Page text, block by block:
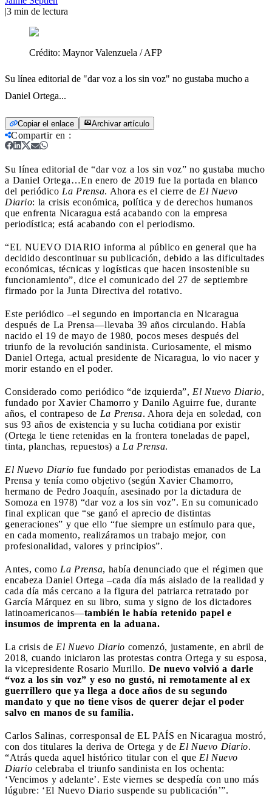
|3 min de lectura
Crédito: Maynor Valenzuela / AFP
Su línea editorial de "dar voz a los sin voz" no gustaba mucho a
Daniel Ortega...
Copiar el enlace Archivar artículo
Compartir en :
Su línea editorial de “dar voz a los sin voz” no gustaba mucho
a Daniel Ortega…En enero de 2019 fue la portada en blanco
del periódico La Prensa. Ahora es el cierre de El Nuevo
Diario: la crisis económica, política y de derechos humanos
que enfrenta Nicaragua está acabando con la empresa
periodística; está acabando con el periodismo.
“EL NUEVO DIARIO informa al público en general que ha
decidido descontinuar su publicación, debido a las dificultades
económicas, técnicas y logísticas que hacen insostenible su
funcionamiento”, dice el comunicado del 27 de septiembre
firmado por la Junta Directiva del rotativo.
Este periódico –el segundo en importancia en Nicaragua
después de La Prensa—llevaba 39 años circulando. Había
nacido el 19 de mayo de 1980, pocos meses después del
triunfo de la revolución sandinista. Curiosamente, el mismo
Daniel Ortega, actual presidente de Nicaragua, lo vio nacer y
morir estando en el poder.
Considerado como periódico “de izquierda”, El Nuevo Diario,
fundado por Xavier Chamorro y Danilo Aguirre fue, durante
años, el contrapeso de La Prensa. Ahora deja en soledad, con
sus 93 años de existencia y su lucha cotidiana por existir
(Ortega le tiene retenidas en la frontera toneladas de papel,
tinta, planchas, repuestos) a La Prensa.
El Nuevo Diario fue fundado por periodistas emanados de La
Prensa y tenía como objetivo (según Xavier Chamorro,
hermano de Pedro Joaquín, asesinado por la dictadura de
Somoza en 1978) “dar voz a los sin voz”. En su comunicado
final explican que “se ganó el aprecio de distintas
generaciones” y que ello “fue siempre un estímulo para que,
en cada momento, realizáramos un trabajo mejor, con
profesionalidad, valores y principios”.
Antes, como La Prensa, había denunciado que el régimen que
encabeza Daniel Ortega –cada día más aislado de la realidad y
cada día más cercano a la figura del patriarca retratado por
García Márquez en su libro, suma y signo de los dictadores
latinoamericanos—también le había retenido papel e
insumos de imprenta en la aduana.
La crisis de El Nuevo Diario comenzó, justamente, en abril de
2018, cuando iniciaron las protestas contra Ortega y su esposa,
la vicepresidente Rosario Murillo. De nuevo volvió a darle
“voz a los sin voz” y eso no gustó, ni remotamente al ex
guerrillero que ya llega a doce años de su segundo
mandato y que no tiene visos de querer dejar el poder
salvo en manos de su familia.
Carlos Salinas, corresponsal de EL PAÍS en Nicaragua mostró,
con dos titulares la deriva de Ortega y de El Nuevo Diario.
“Atrás queda aquel histórico titular con el que El Nuevo
Diario celebraba el triunfo sandinista en los ochenta:
‘Vencimos y adelante’. Este viernes se despedía con uno más
lúgubre: ‘El Nuevo Diario suspende su publicación’”.